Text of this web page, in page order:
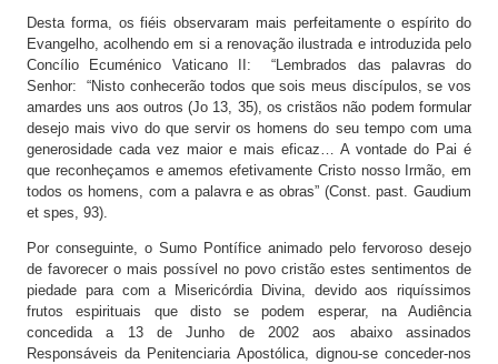
Desta forma, os fiéis observaram mais perfeitamente o espírito do
Evangelho, acolhendo em si a renovação ilustrada e introduzida pelo
Concílio Ecuménico Vaticano II: “Lembrados das palavras do
Senhor: “Nisto conhecerão todos que sois meus discípulos, se vos
amardes uns aos outros (Jo 13, 35), os cristãos não podem formular
desejo mais vivo do que servir os homens do seu tempo com uma
generosidade cada vez maior e mais eficaz… A vontade do Pai é
que reconheçamos e amemos efetivamente Cristo nosso Irmão, em
todos os homens, com a palavra e as obras” (Const. past. Gaudium
et spes, 93).
Por conseguinte, o Sumo Pontífice animado pelo fervoroso desejo
de favorecer o mais possível no povo cristão estes sentimentos de
piedade para com a Misericórdia Divina, devido aos riquíssimos
frutos espirituais que disto se podem esperar, na Audiência
concedida a 13 de Junho de 2002 aos abaixo assinados
Responsáveis da Penitenciaria Apostólica, dignou-se conceder-nos